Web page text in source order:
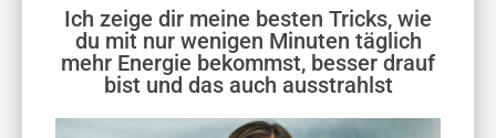
Ich zeige dir meine besten Tricks, wie
du mit nur wenigen Minuten täglich
mehr Energie bekommst, besser drauf
bist und das auch ausstrahlst